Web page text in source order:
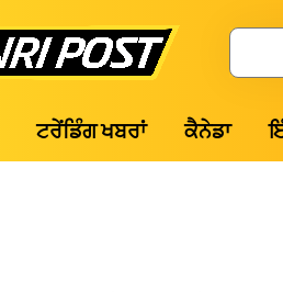
Search
ਟਰੇਂਡਿੰਗ ਖਬਰਾਂ ਕੈਨੇਡਾ